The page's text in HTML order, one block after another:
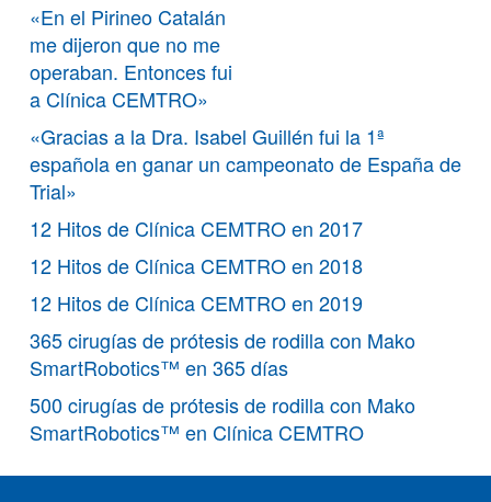
«En el Pirineo Catalán
me dijeron que no me
operaban. Entonces fui
a Clínica CEMTRO»
«Gracias a la Dra. Isabel Guillén fui la 1ª
española en ganar un campeonato de España de
Trial»
12 Hitos de Clínica CEMTRO en 2017
12 Hitos de Clínica CEMTRO en 2018
12 Hitos de Clínica CEMTRO en 2019
365 cirugías de prótesis de rodilla con Mako
SmartRobotics™ en 365 días
500 cirugías de prótesis de rodilla con Mako
SmartRobotics™ en Clínica CEMTRO